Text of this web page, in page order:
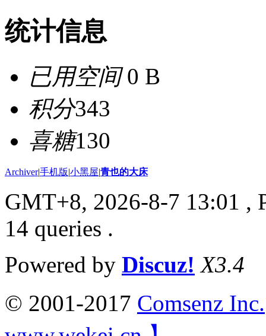
统计信息
已用空间0 B
积分343
喜糖130
Archiver|手机版|小黑屋|青也的大床
GMT+8, 2026-8-7 13:01 ,
14 queries .
Powered by Discuz! X3.4
© 2001-2017 Comsenz Inc.